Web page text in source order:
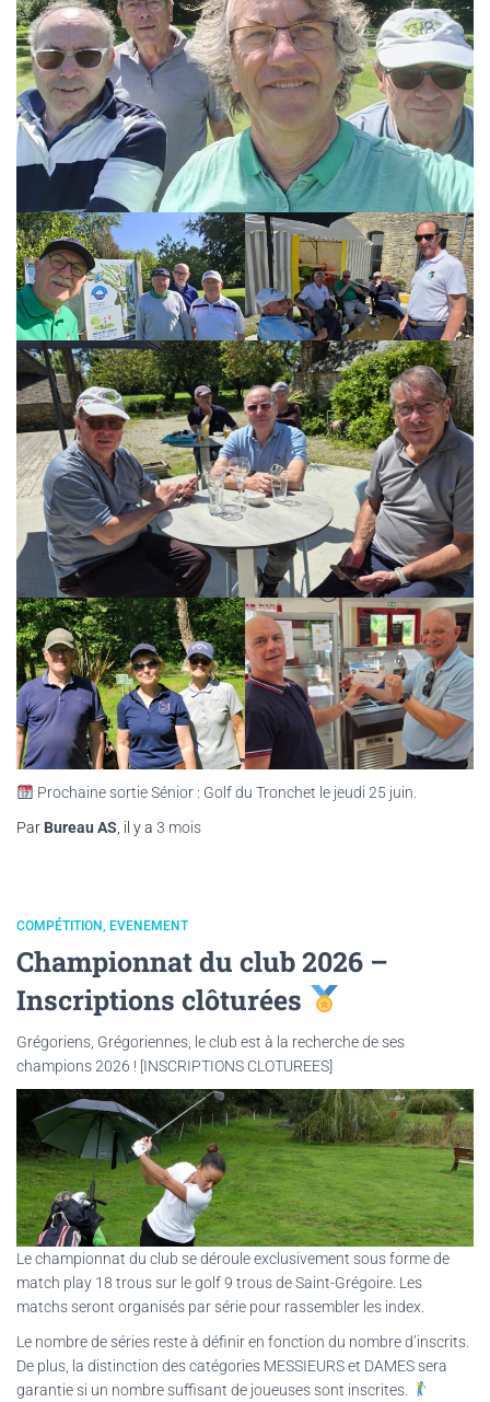
Prochaine sortie Sénior : Golf du Tronchet le jeudi 25 juin.
Par Bureau AS , il y a 3 mois
COMPÉTITION EVENEMENT
Championnat du club 2026 –
Inscriptions clôturées
Grégoriens, Grégoriennes, le club est à la recherche de ses
champions 2026 ! [INSCRIPTIONS CLOTUREES]
Le championnat du club se déroule exclusivement sous forme de
match play 18 trous sur le golf 9 trous de Saint-Grégoire. Les
matchs seront organisés par série pour rassembler les index.
Le nombre de séries reste à définir en fonction du nombre d’inscrits.
De plus, la distinction des catégories MESSIEURS et DAMES sera
garantie si un nombre suffisant de joueuses sont inscrites.